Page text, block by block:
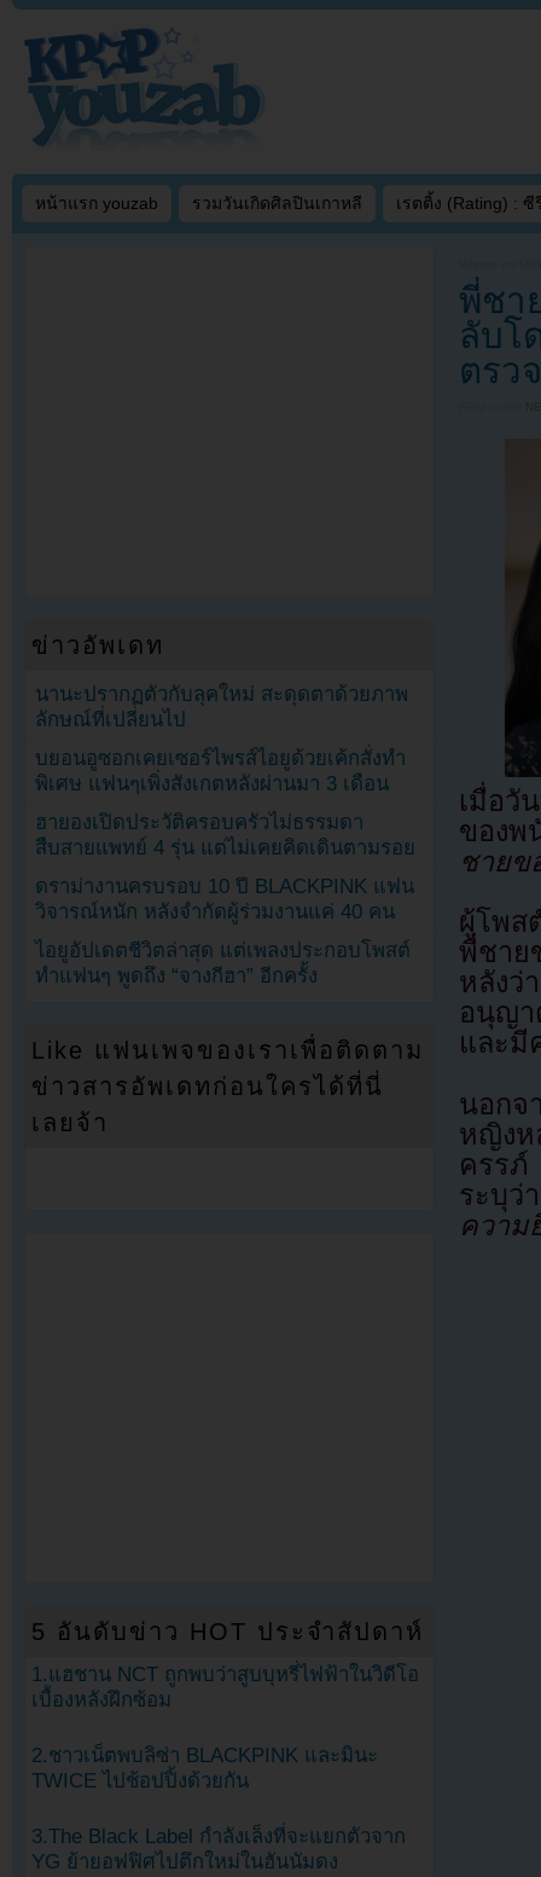
หน้าแรก youzab รวมวันเกิดศิลปินเกาหลี เรตติ้ง (Rating) : ซี
พี่ชา
ลับโ
ตรว
เมื่อวั
ของ
ชายข
ผู้โพส
พี่ชาย
หลังว่
อนุญา
และมี
นอกจ
หญิงห
ครรภ์
ระบุ
ความ
ข่าวอัพเดท
นานะปรากฏตัวกับลุคใหม่ สะดุดตาด้วยภาพ
ลักษณ์ที่เปลี่ยนไป
บยอนอูซอกเคยเซอร์ไพรส์ไอยูด้วยเค้กสั่งทำ
พิเศษ แฟนๆเพิ่งสังเกตหลังผ่านมา 3 เดือน
ฮายองเปิดประวัติครอบครัวไม่ธรรมดา
สืบสายแพทย์ 4 รุ่น แต่ไม่เคยคิดเดินตามรอย
ดราม่างานครบรอบ 10 ปี BLACKPINK แฟน
วิจารณ์หนัก หลังจำกัดผู้ร่วมงานแค่ 40 คน
ไอยูอัปเดตชีวิตล่าสุด แต่เพลงประกอบโพสต์
ทำแฟนๆ พูดถึง “จางกีฮา” อีกครั้ง
Like แฟนเพจของเราเพื่อติดตาม
ข่าวสารอัพเดทก่อนใครได้ที่นี่
เลยจ้า
5 อันดับข่าว HOT ประจำสัปดาห์
1.แฮชาน NCT ถูกพบว่าสูบบุหรี่ไฟฟ้าในวิดีโอ
เบื้องหลังฝึกซ้อม
2.ชาวเน็ตพบลิซ่า BLACKPINK และมินะ
TWICE ไปช้อปปิ้งด้วยกัน
3.The Black Label กำลังเล็งที่จะแยกตัวจาก
YG ย้ายอฟฟิศไปตึกใหม่ในฮันนัมดง